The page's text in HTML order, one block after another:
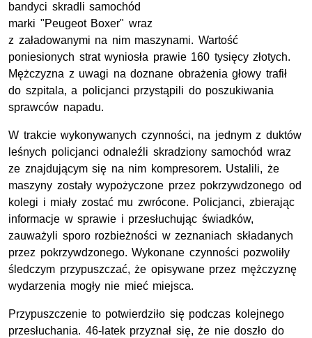
bandyci skradli samochód
marki "Peugeot Boxer" wraz
z załadowanymi na nim maszynami. Wartość
poniesionych strat wyniosła prawie 160 tysięcy złotych.
Mężczyzna z uwagi na doznane obrażenia głowy trafił
do szpitala, a policjanci przystąpili do poszukiwania
sprawców napadu.
W trakcie wykonywanych czynności, na jednym z duktów
leśnych policjanci odnaleźli skradziony samochód wraz
ze znajdującym się na nim kompresorem. Ustalili, że
maszyny zostały wypożyczone przez pokrzywdzonego od
kolegi i miały zostać mu zwrócone. Policjanci, zbierając
informacje w sprawie i przesłuchując świadków,
zauważyli sporo rozbieżności w zeznaniach składanych
przez pokrzywdzonego. Wykonane czynności pozwoliły
śledczym przypuszczać, że opisywane przez mężczyznę
wydarzenia mogły nie mieć miejsca.
Przypuszczenie to potwierdziło się podczas kolejnego
przesłuchania. 46-latek przyznał się, że nie doszło do